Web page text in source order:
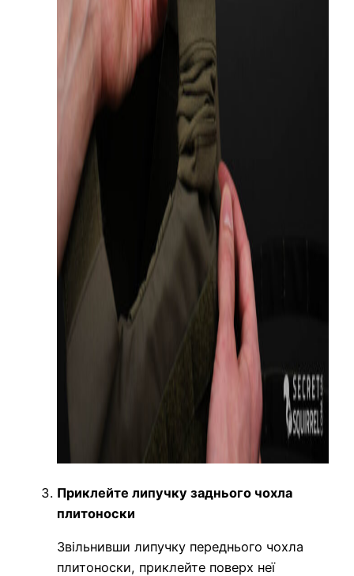
Приклейте липучку заднього чохла
плитоноски
Звільнивши липучку переднього чохла
плитоноски, приклейте поверх неї